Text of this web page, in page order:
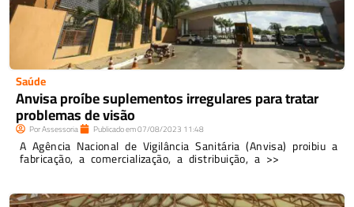
Saúde
Anvisa proíbe suplementos irregulares para tratar
problemas de visão
PorAssessoria Publicado em07/08/2023 11:48
A Agência Nacional de Vigilância Sanitária (Anvisa) proibiu a
fabricação, a comercialização, a distribuição, a >>